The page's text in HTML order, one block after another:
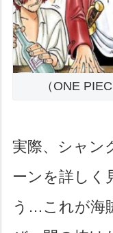
（ONE
実際、シャン
ーンを詳しく
う…これが海